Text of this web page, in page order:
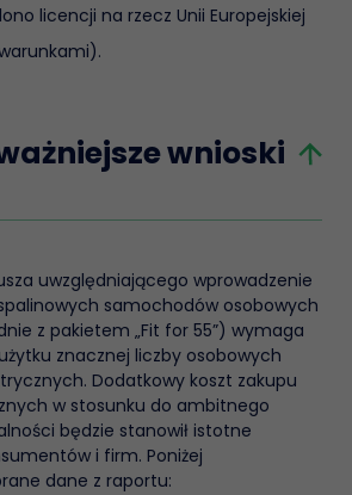
licencji na rzecz Unii Europejskiej
wnioski
uwzględniającego wprowadzenie
samochodów osobowych
z pakietem „Fit for 55”) wymaga
znacznej liczby osobowych
Dodatkowy koszt zakupu
w stosunku do ambitnego
będzie stanowił istotne
i firm. Poniżej
dane z raportu: